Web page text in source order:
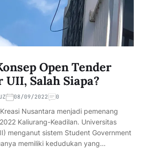
Open Tender
Salah Siapa?
08/09/2022 0
Nusantara menjadi pemenang
Kaliurang-Keadilan. Universitas
menganut sistem Student Government
memiliki kedudukan yang…